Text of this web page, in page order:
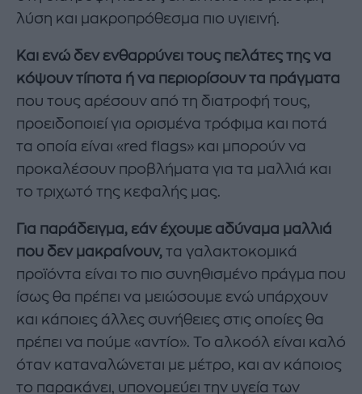
λύση και μακροπρόθεσμα πιο υγιεινή.
Και ενώ δεν ενθαρρύνει τους πελάτες της να
κόψουν τίποτα ή να περιορίσουν τα πράγματα
που τους αρέσουν από τη διατροφή τους,
προειδοποιεί για ορισμένα τρόφιμα και ποτά
τα οποία είναι «red flags» και μπορούν να
προκαλέσουν προβλήματα για τα μαλλιά και
το τριχωτό της κεφαλής μας.
Για παράδειγμα, εάν έχουμε αδύναμα μαλλιά
που δεν μακραίνουν, τα γαλακτοκομικά
προϊόντα είναι το πιο συνηθισμένο πράγμα που
ίσως θα πρέπει να μειώσουμε ενώ υπάρχουν
και κάποιες άλλες συνήθειες στις οποίες θα
πρέπει να πούμε «αντίο». Το αλκοόλ είναι καλό
όταν καταναλώνεται με μέτρο, και αν κάποιος
το παρακάνει, υπονομεύει την υγεία των